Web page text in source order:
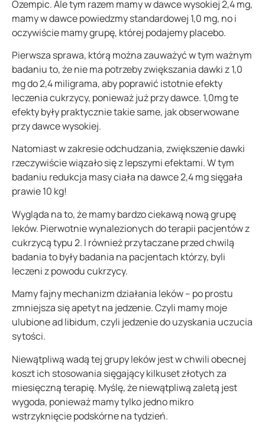
Ozempic. Ale tym razem mamy w dawce wysokiej 2,4 mg,
mamy w dawce powiedzmy standardowej 1,0 mg, no i
oczywiście mamy grupę, której podajemy placebo.
Pierwsza sprawa, którą można zauważyć w tym ważnym
badaniu to, że nie ma potrzeby zwiększania dawki z 1,0
mg do 2,4 miligrama, aby poprawić istotnie efekty
leczenia cukrzycy, ponieważ już przy dawce. 1,0mg te
efekty były praktycznie takie same, jak obserwowane
przy dawce wysokiej.
Natomiast w zakresie odchudzania, zwiększenie dawki
rzeczywiście wiązało się z lepszymi efektami. W tym
badaniu redukcja masy ciała na dawce 2,4 mg sięgała
prawie 10 kg!
Wygląda na to, że mamy bardzo ciekawą nową grupę
leków. Pierwotnie wynalezionych do terapii pacjentów z
cukrzycą typu 2. I również przytaczane przed chwilą
badania to były badania na pacjentach którzy, byli
leczeni z powodu cukrzycy.
Mamy fajny mechanizm działania leków – po prostu
zmniejsza się apetyt na jedzenie. Czyli mamy moje
ulubione ad libidum, czyli jedzenie do uzyskania uczucia
sytości.
Niewątpliwą wadą tej grupy leków jest w chwili obecnej
koszt ich stosowania sięgający kilkuset złotych za
miesięczną terapię. Myślę, że niewątpliwą zaletą jest
wygoda, ponieważ mamy tylko jedno mikro
wstrzyknięcie podskórne na tydzień.